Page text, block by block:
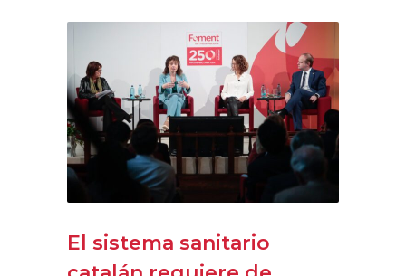
El sistema sanitario